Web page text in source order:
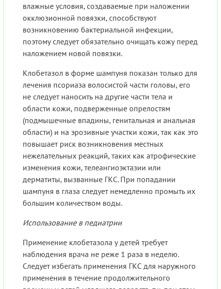
влажные условия, создаваемые при наложении
окклюзионной повязки, способствуют
возникновению бактериальной инфекции,
поэтому следует обязательно очищать кожу перед
наложением новой повязки.
Клобетазол в форме шампуня показан только для
лечения псориаза волосистой части головы, его
не следует наносить на другие части тела и
области кожи, подверженные опрелостям
(подмышечные впадины, генитальная и анальная
области) и на эрозивные участки кожи, так как это
повышает риск возникновения местных
нежелательных реакций, таких как атрофические
изменения кожи, телеангиоэктазии или
дерматиты, вызванные ГКС. При попадании
шампуня в глаза следует немедленно промыть их
большим количеством воды.
Использование в педиатрии
Применение клобетазола у детей требует
наблюдения врача не реже 1 раза в неделю.
Следует избегать применения ГКС для наружного
применения в течение продолжительного